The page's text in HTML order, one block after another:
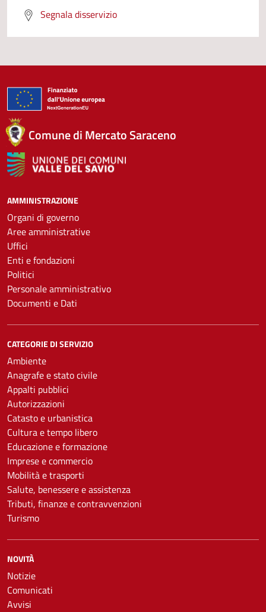
Segnala disservizio
Comune di Mercato Saraceno
AMMINISTRAZIONE
Organi di governo
Aree amministrative
Uffici
Enti e fondazioni
Politici
Personale amministrativo
Documenti e Dati
CATEGORIE DI SERVIZIO
Ambiente
Anagrafe e stato civile
Appalti pubblici
Autorizzazioni
Catasto e urbanistica
Cultura e tempo libero
Educazione e formazione
Imprese e commercio
Mobilità e trasporti
Salute, benessere e assistenza
Tributi, finanze e contravvenzioni
Turismo
NOVITÀ
Notizie
Comunicati
Avvisi